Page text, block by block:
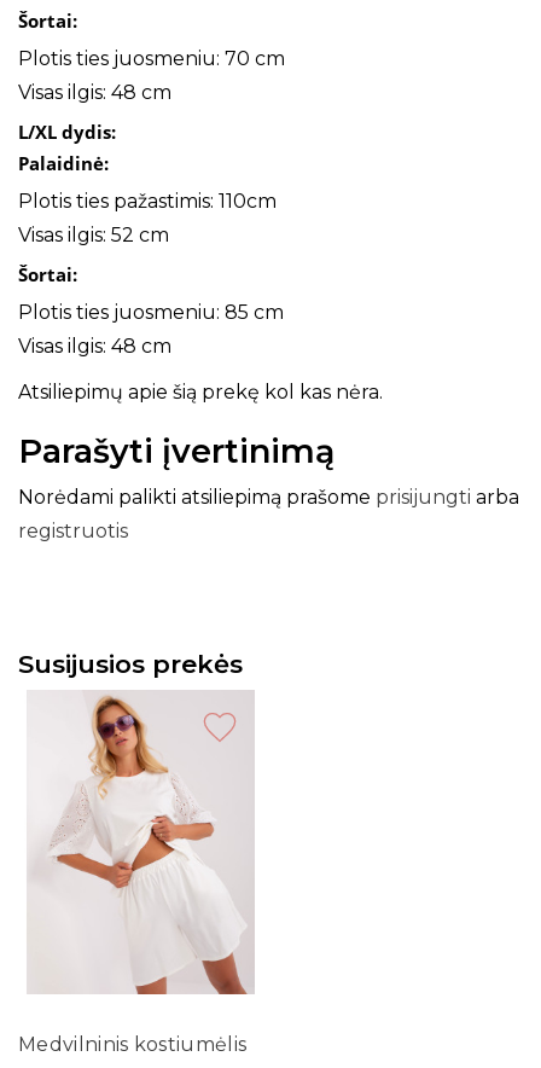
Šortai:
Plotis ties juosmeniu: 70 cm
Visas ilgis: 48 cm
L/XL dydis:
Palaidinė:
Plotis ties pažastimis: 110cm
Visas ilgis: 52 cm
Šortai:
Plotis ties juosmeniu: 85 cm
Visas ilgis: 48 cm
Atsiliepimų apie šią prekę kol kas nėra.
Parašyti įvertinimą
Norėdami palikti atsiliepimą prašome prisijungti arba
registruotis
Susijusios prekės
Medvilninis kostiumėlis